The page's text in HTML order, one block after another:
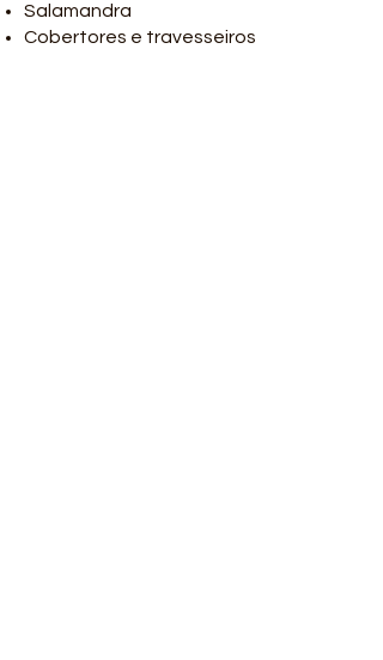
Salamandra
Cobertores e travesseiros